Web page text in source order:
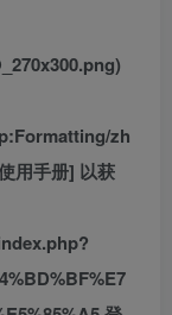
zh
用手册] 以获